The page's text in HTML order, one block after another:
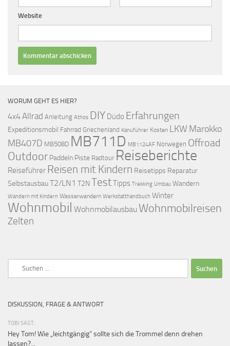
Website
WORUM GEHT ES HIER?
4x4Allrad Anleitung Athos DIY Düdo Erfahrungen
Expeditionsmobil Fahrrad Griechenland Kanuführer Kosten LKW Marokko
MB407D MB508D MB711D MB1124AF Norwegen Offroad
Outdoor Paddeln Piste Radtour Reiseberichte
Reiseführer Reisen mit Kindern Reisetipps Reparatur
SelbstausbauT2/LN1 T2N TestTipps Trekking Umbau Wandern
Wandern mit Kindern Wasserwandern Werkstatthandbuch Winter
Wohnmobil Wohnmobilausbau Wohnmobilreisen
Zelten
DISKUSSION, FRAGE & ANTWORT
TOBI SAGT:
Hey Tom! Wie „leichtgängig“ sollte sich die Trommel denn drehen
lassen?...